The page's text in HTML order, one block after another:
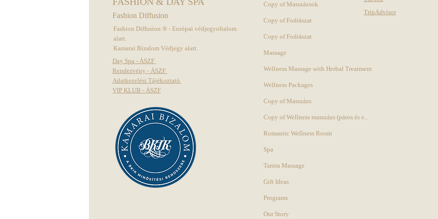
Fashion Diffusion
Fashion Diffusion ® - Európai védjegyoltalom
alatt.
Kamarai Bizalom Védjegy alatt.
Day Spa - ÁSZF
Rendezvény - ÁSZF
Adatkezelési Tájékoztató
VIP KLUB - ÁSZF
Copy of Masszázsok
Copy of Fodrászat
Copy of Fodrászat
Massage
Wellness Massage with Herbal Treatment
Wellness Packages
Copy of Masszázs
Copy of Wellness masszázs (páros és e...
Romantic Wellness Room
Spa
Tantra Massage
Gift Ideas
Programs
Our Story
TripAdvisor